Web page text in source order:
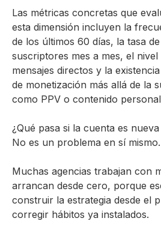
Las métricas concretas que
esta dimensión incluyen la
de los últimos 60 días, la tasa
suscriptores mes a mes, el nivel
mensajes directos y la
de monetización más allá de la
como PPV o contenido
¿Qué pasa si la cuenta es
No es un problema en sí mismo.
Muchas agencias trabajan con
arrancan desde cero, porque
construir la estrategia desde el
corregir hábitos ya instalados.